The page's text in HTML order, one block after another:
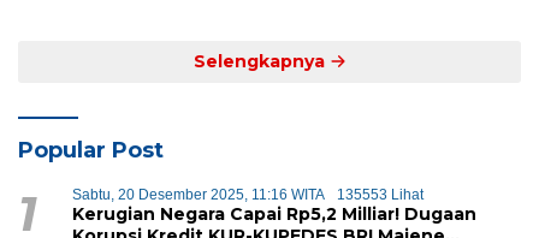
Selengkapnya
Popular Post
1 Sabtu, 20 Desember 2025, 11:16 WITA 135553 Lihat
Kerugian Negara Capai Rp5,2 Milliar! Dugaan